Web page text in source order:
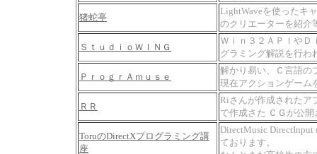
猪蛇亭
LightWaveを使ったキ
のクリエーターを紹介
ＳｔｕｄｉｏＷＩＮＧ
Ｗｉｎ３２ＡＰＩやＤ
グラミング解説を行わ
ＰｒｏｇｒＡｍｕｓｅ
解かり易い、Ｃ言語の
現在アクションゲーム
ＲＲ
Riさんが作成されたア
で作成さた ＣＧが公
ToruのDirectXプログラミング講
座
DirectMusic
ております。